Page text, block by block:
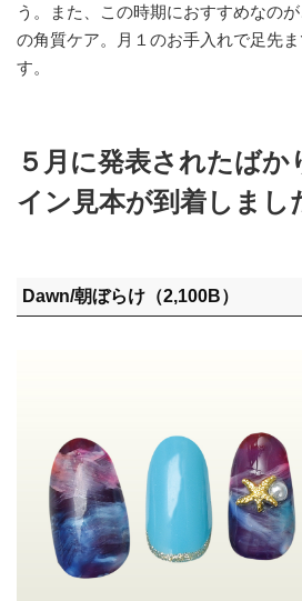
う。また、この時期におすすめなの
の角質ケア。月１のお手入れで足先
す。
５月に発表されたばか
イン見本が到着しまし
Dawn/朝ぼらけ（2,100B）